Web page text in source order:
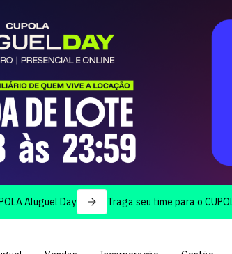
Day Traga seu time para o CUPOLA